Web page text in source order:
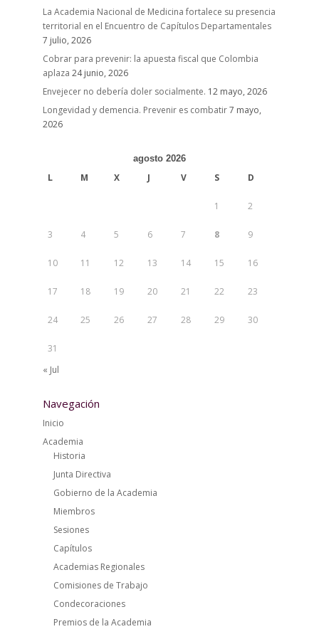
La Academia Nacional de Medicina fortalece su presencia
territorial en el Encuentro de Capítulos Departamentales
7 julio, 2026
Cobrar para prevenir: la apuesta fiscal que Colombia
aplaza 24 junio, 2026
Envejecer no debería doler socialmente. 12 mayo, 2026
Longevidad y demencia. Prevenir es combatir7 mayo,
2026
agosto 2026
L M X J V S D
1 2
3 4 5 6 7 8 9
10 11 12 13 14 15 16
17 18 19 20 21 22 23
24 25 26 27 28 29 30
31
« Jul
Navegación
Inicio
Academia
Historia
Junta Directiva
Gobierno de la Academia
Miembros
Sesiones
Capítulos
Academias Regionales
Comisiones de Trabajo
Condecoraciones
Premios de la Academia